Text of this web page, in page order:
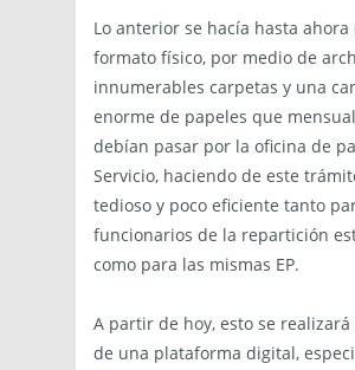
Lo anterior se hacía hasta ahora
formato físico, por medio de
innumerables carpetas y una
enorme de papeles que
debían pasar por la oficina de
Servicio, haciendo de este
tedioso y poco eficiente tanto
funcionarios de la repartición
como para las mismas EP.
A partir de hoy, esto se
de una plataforma digital,